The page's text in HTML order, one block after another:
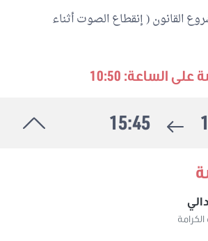
القانون ( إنقطاع الصوت أثناء
اللجنة
الديمقراطية
الكرامة
الساعة: 10:50
15:45
الكرامة